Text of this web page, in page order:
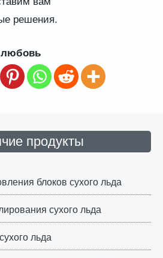
решения.
любовь
продукты
блоков сухого льда
сухого льда
льда